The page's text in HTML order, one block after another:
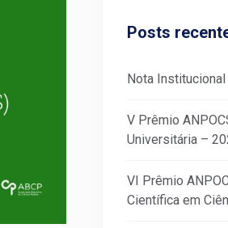
Posts
Nota Institucional
V Prêmio
Universitária –
VI Prêmio
Científica em